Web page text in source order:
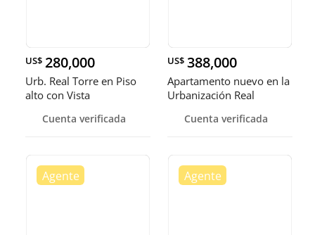
US$ 280,000
Urb. Real Torre en Piso
alto con Vista
sociales imponentes
Cuenta verificada
US$ 388,000
Apartamento nuevo en la
Urbanización Real
Cuenta verificada